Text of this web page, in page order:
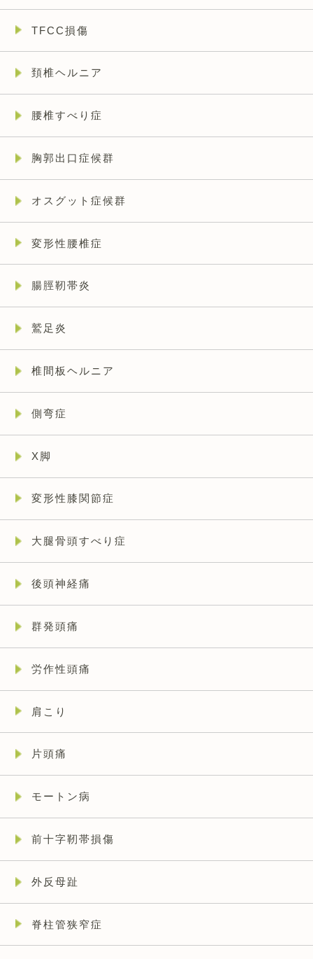
TFCC損傷
頚椎ヘルニア
腰椎すべり症
胸郭出口症候群
オスグット症候群
変形性腰椎症
腸脛靭帯炎
鷲足炎
椎間板ヘルニア
側弯症
X脚
変形性膝関節症
大腿骨頭すべり症
後頭神経痛
群発頭痛
労作性頭痛
肩こり
片頭痛
モートン病
前十字靭帯損傷
外反母趾
脊柱管狭窄症